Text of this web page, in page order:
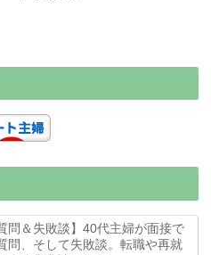
問＆失敗談】40代主婦が面接で
問、そして失敗談。転職や再就